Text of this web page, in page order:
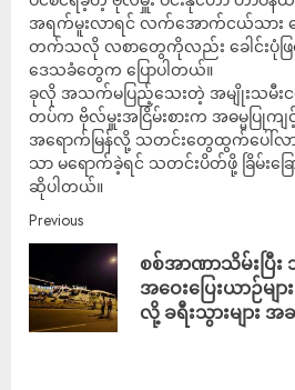
အရက်မူးလာရင် လက်အောက်ငယ်သား
တက်သလို လစာတွေကိုလည်း ခေါင်းပုံ
ဒေသခံတွေက ပြောပါတယ်။
ခုလို အသက်မပြည့်သေးတဲ့ အမျိုးသမီး
တပ်က ဗိုလ်မှူးအငြိမ်းစားက အဓမ္မပြု
အရောက်မြန်လို့ သတင်းတွေထွက်ပေါ်လာ
သာ မရောက်ခဲ့ရင် သတင်းပိတ်ဖို့ ခြိမ်း
ဆိုပါတယ်။
Previous
စစ်အာဏာသိမ်းပြီ
အဝေးပြေးယာဉ်မျ
လို့ ခရီးသွားများ